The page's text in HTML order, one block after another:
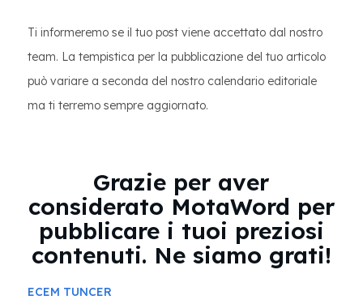
Ti informeremo se il tuo post viene accettato dal nostro
team. La tempistica per la pubblicazione del tuo articolo
può variare a seconda del nostro calendario editoriale
ma ti terremo sempre aggiornato.
Grazie per aver
considerato MotaWord per
pubblicare i tuoi preziosi
contenuti. Ne siamo grati!
ECEM TUNCER